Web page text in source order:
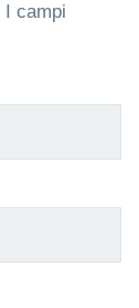
I campi